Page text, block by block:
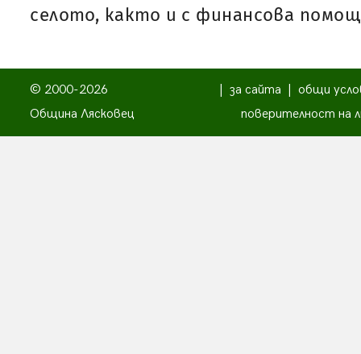
селото, както и с финансова
© 2000-2026
Община Лясковец
за сайта
общи
поверителност на